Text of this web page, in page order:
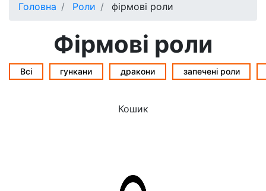
Головна Роли фірмові роли
Фірмові роли
Всі гункани дракони запечені роли
Кошик